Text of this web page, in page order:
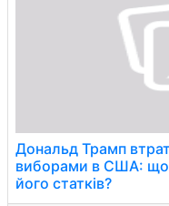
Дональд Трамп
виборами в США: що
його статків?